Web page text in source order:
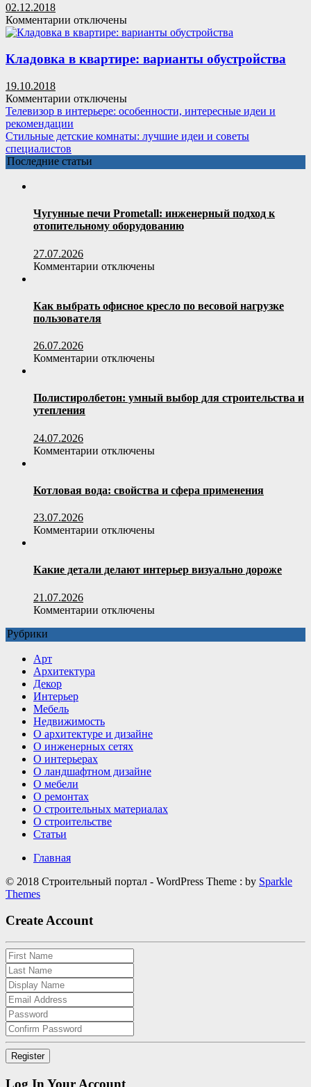
декоре
02.12.2018
Комментарии к
записи
«Марбург»
виды
с
описанием,
особенности
использования,
советы
дизайнеров
отключены
Кладовка в квартире: варианты обустройства
19.10.2018
Комментарии к
записи
Кладовка
в
квартире:
варианты
обустройства
отключены
Телевизор в интерьере: особенности, интересные идеи и
рекомендации
Стильные детские комнаты: лучшие идеи и советы
специалистов
Последние статьи
Чугунные печи Prometall: инженерный подход к
отопительному оборудованию
27.07.2026
Комментарии к
печи
Prometall:
отопительному
отключены
Как выбрать офисное кресло по весовой нагрузке
пользователя
26.07.2026
Комментарии к
выбрать
офисное
нагрузке
отключены
Полистиролбетон: умный выбор для строительства и
утепления
24.07.2026
Комментарии к
умный
выбор
и
отключены
Котловая вода: свойства и сфера применения
23.07.2026
Комментарии к
вода:
свойства
применения
отключены
Какие детали делают интерьер визуально дороже
21.07.2026
Комментарии котключены
Рубрики
Арт
Архитектура
Декор
Интерьер
Мебель
Недвижимость
О архитектуре и дизайне
О инженерных сетях
О интерьерах
О ландшафтном дизайне
О мебели
О ремонтах
О строительных материалах
О строительстве
Статьи
Главная
© 2018 Строительный портал - WordPress Theme : by Sparkle
Themes
Create Account
Log In Your Account